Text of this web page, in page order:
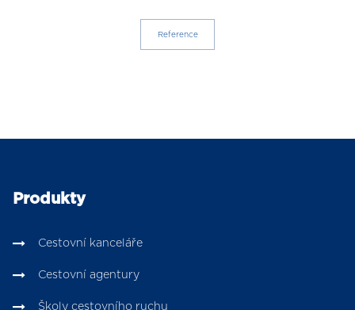
Reference
Produkty
Cestovní kanceláře
Cestovní agentury
Školy cestovního ruchu